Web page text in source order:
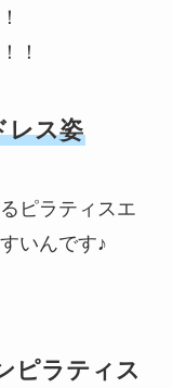
！
レス姿
ピラティスエ
いんです♪
ピラティス